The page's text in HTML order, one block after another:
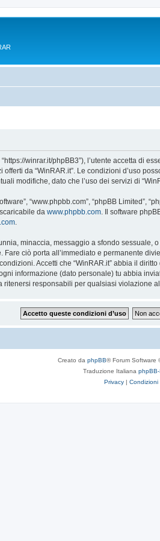
“https://winrar.it/phpBB3”), l’utente accetta
da “WinRAR.it”. Le condizioni d’uso
modifiche, dato che l’uso dei servizi di
“www.phpbb.com”, “phpBB Limited”,
da www.phpbb.com. Il software
.
minaccia, messaggio a sfondo
ciò porta all’immediato e permanente
Accetti che “WinRAR.it” abbia il
informazione (dato personale) tu abbia
ritenersi responsabili per qualsiasi violazione
Creato da phpBB® Forum Software
Traduzione Italiana
Privacy | Condizioni